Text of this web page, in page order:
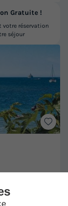
Gratuite !
votre réservation
séjour